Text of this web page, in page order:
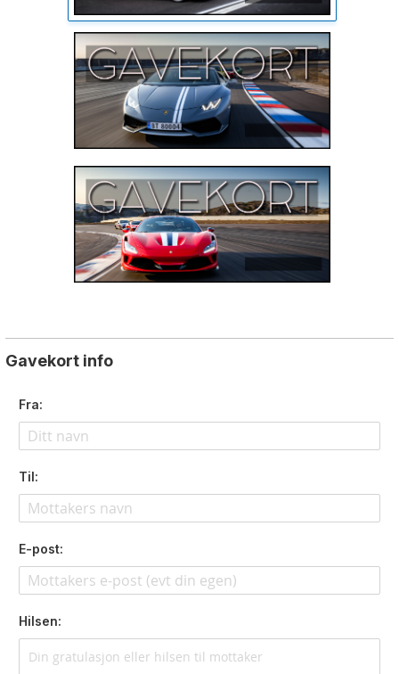
Gavekort info
Fra:
Til:
E-post:
Hilsen: